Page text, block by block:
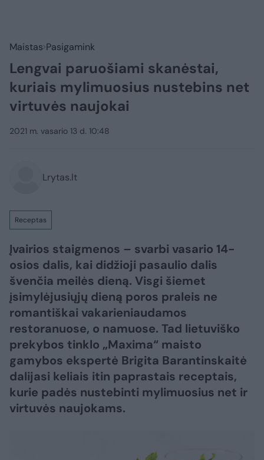
Maistas Pasigamink
Lengvai paruošiami skanėstai,
kuriais mylimuosius nustebins net
virtuvės naujokai
2021 m. vasario 13 d. 10:48
Lrytas.lt
Receptas
Įvairios staigmenos – svarbi vasario 14-
osios dalis, kai didžioji pasaulio dalis
švenčia meilės dieną. Visgi šiemet
įsimylėjusiųjų dieną poros praleis ne
romantiškai vakarieniaudamos
restoranuose, o namuose. Tad lietuviško
prekybos tinklo „Maxima“ maisto
gamybos ekspertė Brigita Barantinskaitė
dalijasi keliais itin paprastais receptais,
kurie padės nustebinti mylimuosius net ir
virtuvės naujokams.